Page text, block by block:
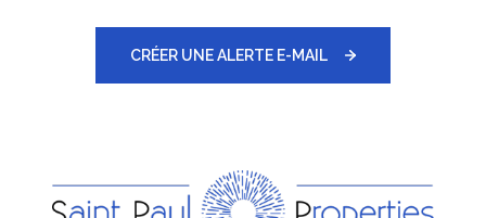
CRÉER UNE ALERTE E-MAIL